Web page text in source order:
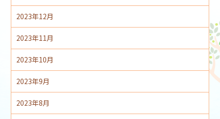
2023年12月
2023年11月
2023年10月
2023年9月
2023年8月